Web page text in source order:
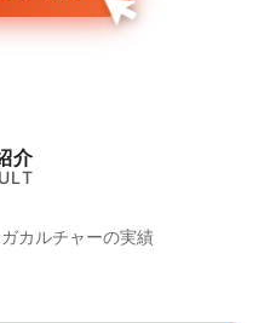
介
カルチャーの実績